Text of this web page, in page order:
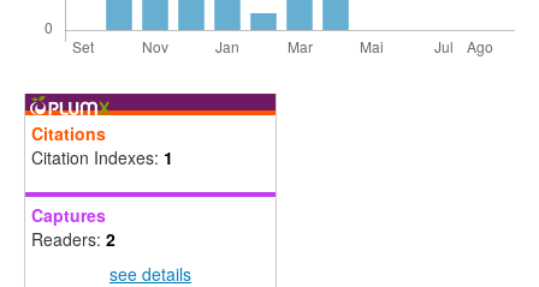
Citations
Citation Indexes: 1
Captures
Readers: 2
see details